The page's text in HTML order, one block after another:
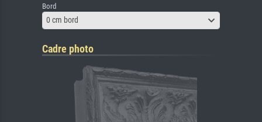
Bord
0 cm bord
Cadre photo